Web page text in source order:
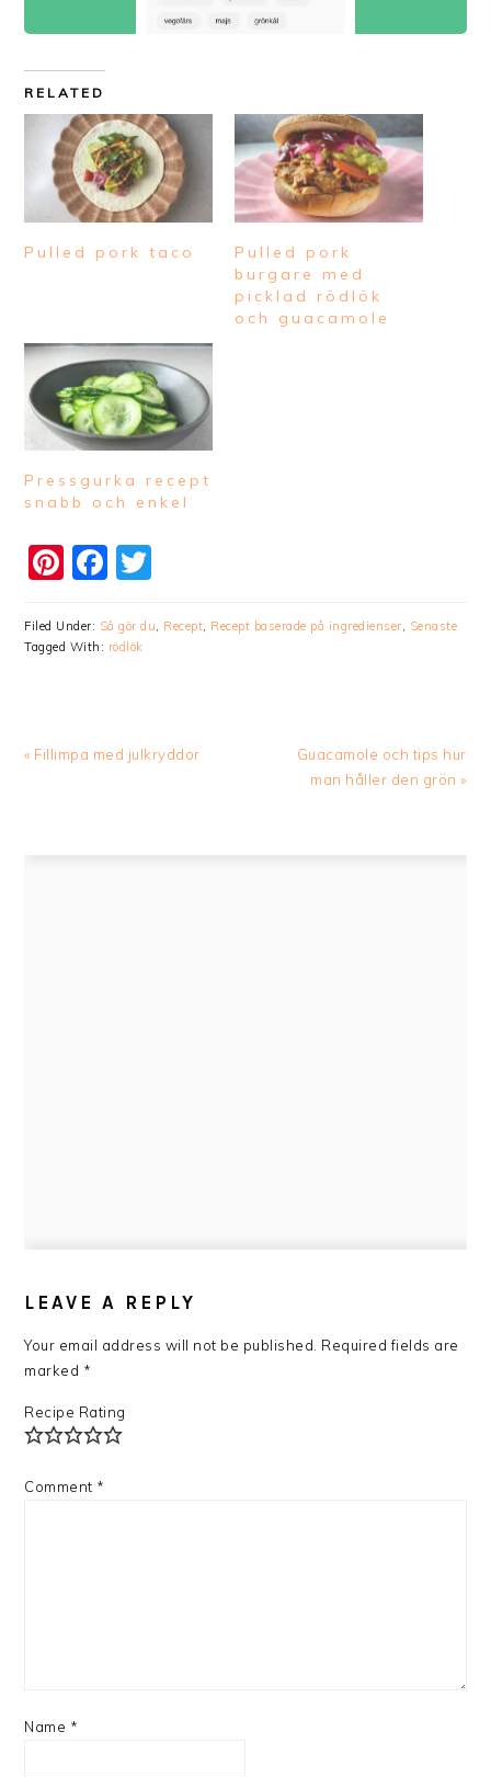
RELATED
Pulled pork taco
Pulled pork
burgare med
picklad rödlök
och guacamole
Pressgurka recept
snabb och enkel
Pinterest
Facebook
Filed Under: Så gör du Recept Recept baserade på ingredienser
Senaste
Tagged With: rödlök
Previous
« Fillimpa med julkryddor
Next
Post:
Guacamole och tips hur
man håller den grön »
INTERACTIONS
LEAVE A REPLY
Your email address will not be published. Required fields are
marked *
Recipe Rating
Comment *
Name *